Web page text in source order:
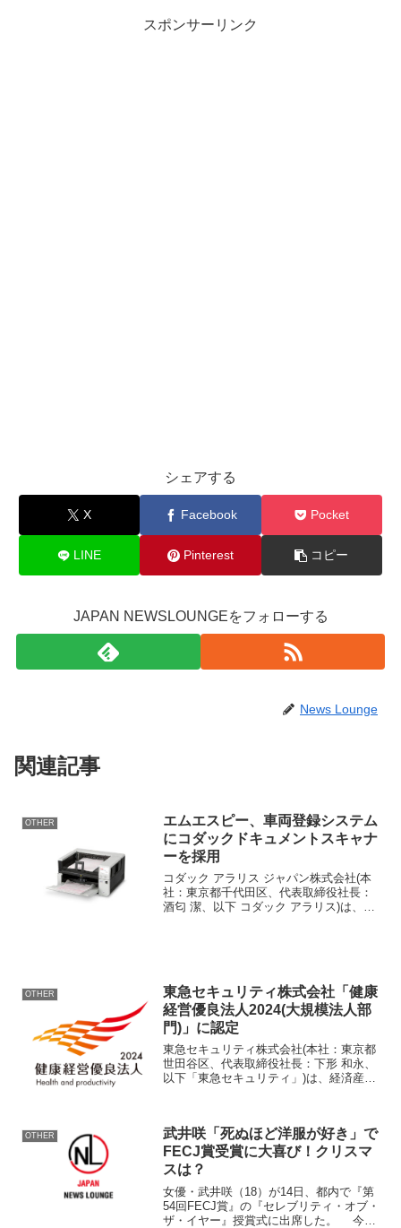
スポンサーリンク
シェアする
X Facebook Pocket
LINE Pinterest コピー
JAPAN NEWSLOUNGEをフォローする
News Lounge
関連記事
OTHER
エムエスピー、車両登録システム
にコダックドキュメントスキャナ
ーを採用
コダック アラリス ジャパン株式会社(本
社：東京都千代田区、代表取締役社長：
酒匂 潔、以下 コダック アラリス)は、株
OTHER
東急セキュリティ株式会社「健康
経営優良法人2024(大規模法人部
門)」に認定
東急セキュリティ株式会社(本社：東京都
世田谷区、代表取締役社長：下形 和永、
以下「東急セキュリティ」)は、経済産業
は、地...
OTHER
武井咲「死ぬほど洋服が好き」で
FECJ賞受賞に大喜び！クリスマ
スは？
女優・武井咲（18）が14日、都内で『第
54回FECJ賞』の『セレブリティ・オブ・
ザ・イヤー』授賞式に出席した。 今年